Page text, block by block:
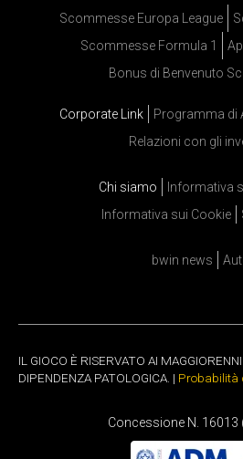
Scommesse Europa League
Scommesse Formula 1
Bonus di Benvenuto
Corporate Link Programma di
Relazioni con gli
Chi siamo
Informativa
Informativa sui Cookie
bwin news
IL GIOCO È RISERVATO AI
DIPENDENZA PATOLOGICA. | Probabilità
Concessione N. 16013